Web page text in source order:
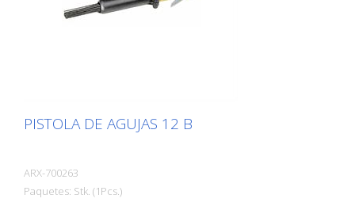
PISTOLA DE AGUJAS 12 B
ARX-700263
Paquetes: Stk. (1Pcs.)